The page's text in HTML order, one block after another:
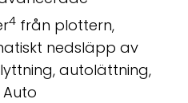
4 från plottern,
nedsläpp av
autolättning,